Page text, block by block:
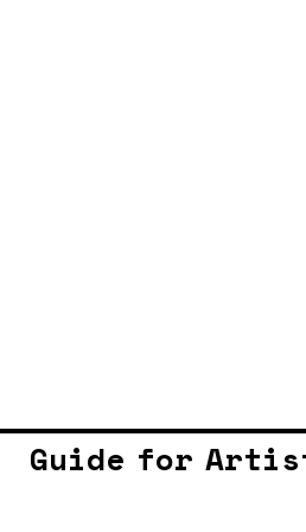
Guide for